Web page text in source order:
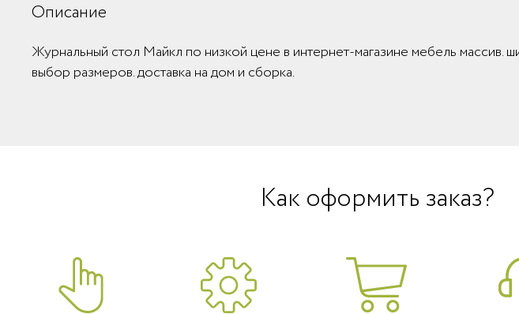
Описание
Журнальный стол Майкл по низкой цене в интернет-магазине мебель массив.
выбор размеров. доставка на дом и сборка.
Как оформить заказ?